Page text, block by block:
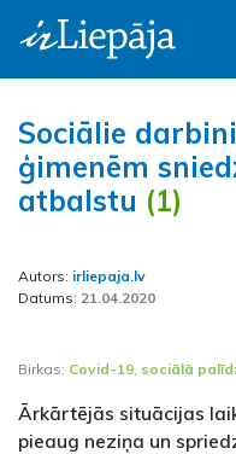
Sociālie
ģimenēm
atbalstu (1)
Autors: irliepaja.lv
Datums: 21.04.2020
Birkas: Covid-19 sociālā
Ārkārtējās situācijas
pieaug neziņa un